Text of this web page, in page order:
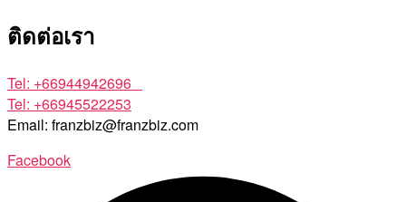
ติดต่อเรา
Tel: +66944942696
Tel: +66945522253
Email: franzbiz@franzbiz.com
Facebook